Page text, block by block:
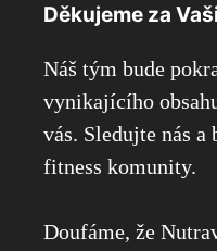
Děkujeme za
Náš tým bude
vynikajícího
vás. Sledujte nás a
fitness komunity.
Doufáme, že